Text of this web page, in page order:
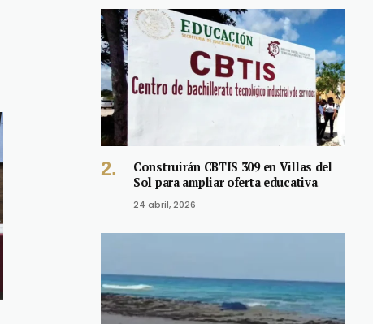
Construirán CBTIS 309 en Villas del
Sol para ampliar oferta educativa
24 abril, 2026